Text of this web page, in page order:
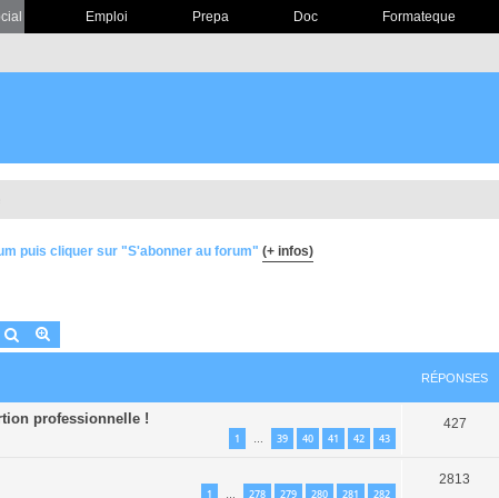
Emploi Prepa Doc Formateque
puis cliquer sur "S'abonner au forum" (+ infos)
Rechercher
RÉPONSES
professionnelle !
1 … 39 40 41 42 43
427
1 … 278 279 280 281 282
2813